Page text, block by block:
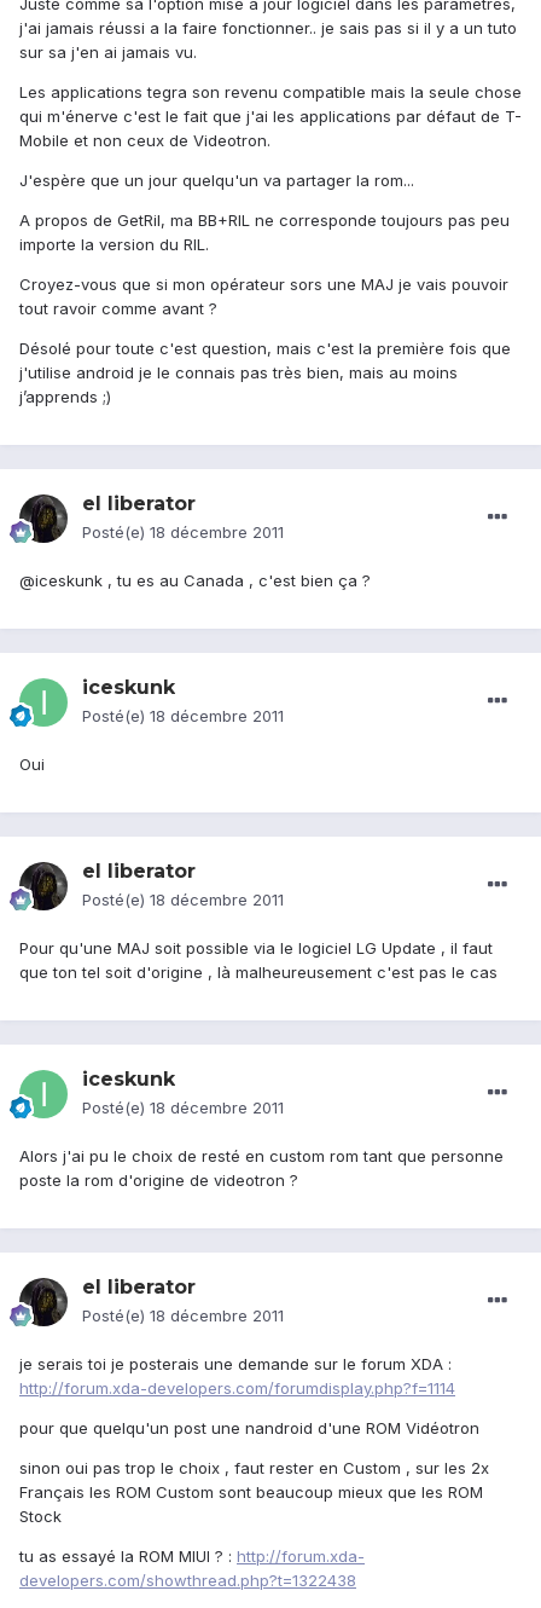
Juste comme sa l'option mise a jour logiciel dans les paramètres,
j'ai jamais réussi a la faire fonctionner.. je sais pas si il y a un tuto
sur sa j'en ai jamais vu.
Les applications tegra son revenu compatible mais la seule chose
qui m'énerve c'est le fait que j'ai les applications par défaut de T-
Mobile et non ceux de Videotron.
J'espère que un jour quelqu'un va partager la rom...
A propos de GetRil, ma BB+RIL ne corresponde toujours pas peu
importe la version du RIL.
Croyez-vous que si mon opérateur sors une MAJ je vais pouvoir
tout ravoir comme avant ?
Désolé pour toute c'est question, mais c'est la première fois que
j'utilise android je le connais pas très bien, mais au moins
j’apprends ;)
el liberator
Posté(e) 18 décembre 2011
@iceskunk , tu es au Canada , c'est bien ça ?
iceskunk
Posté(e) 18 décembre 2011
Oui
el liberator
Posté(e) 18 décembre 2011
Pour qu'une MAJ soit possible via le logiciel LG Update , il faut
que ton tel soit d'origine , là malheureusement c'est pas le cas
iceskunk
Posté(e) 18 décembre 2011
Alors j'ai pu le choix de resté en custom rom tant que personne
poste la rom d'origine de videotron ?
el liberator
Posté(e) 18 décembre 2011
je serais toi je posterais une demande sur le forum XDA :
http://forum.xda-developers.com/forumdisplay.php?f=1114
pour que quelqu'un post une nandroid d'une ROM Vidéotron
sinon oui pas trop le choix , faut rester en Custom , sur les 2x
Français les ROM Custom sont beaucoup mieux que les ROM
Stock
tu as essayé la ROM MIUI ? : http://forum.xda-
developers.com/showthread.php?t=1322438